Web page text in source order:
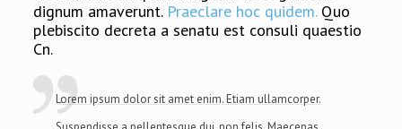
dignum amaverunt. Praeclare hoc quidem.Quo
plebiscito decreta a senatu est consuli quaestio
Cn.
Lorem ipsum dolor sit amet enim. Etiam ullamcorper.